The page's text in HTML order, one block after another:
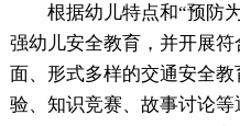
根据幼儿特点和“预防
强幼儿安全教育，并开展
面、形式多样的交通安全
验、知识竞赛、故事讨论